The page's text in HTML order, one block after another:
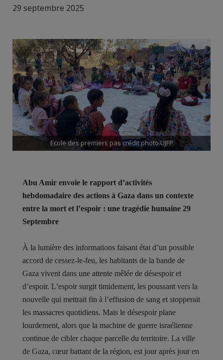
29 septembre 2025
Ecole des premiers pas crédit photo UJFP
Abu Amir envoie le rapport d’activités
hebdomadaire des actions à Gaza dans un contexte
entre la mort et l’espoir : une tragédie humaine 29
Septembre
À la lumière des informations faisant état d’un possible
accord de cessez-le-feu, les habitants de la bande de
Gaza vivent dans une attente mêlée de désespoir et
d’espoir. L’espoir surgit timidement, les poussant vers la
nouvelle qui mettrait fin à l’effusion de sang et stopperait
les massacres quotidiens. Mais le désespoir plane
lourdement, alors que la machine de guerre israélienne
continue de cibler chaque parcelle du territoire. La ville
de Gaza, cœur battant de la région, est jour après jour en